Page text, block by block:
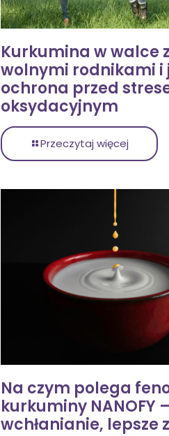
Kurkumina w walce z
wolnymi rodnikami i
ochrona przed
oksydacyjnym
Przeczytaj więcej
Na czym polega
kurkuminy NANOFY
wchłanianie, lepsze